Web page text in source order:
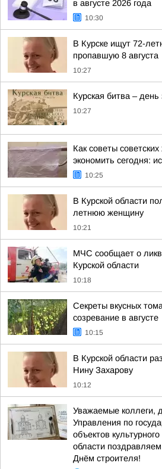
в августе 2026 года
10:30
В Курске ищут 72-
пропавшую 8 августа
10:27
Курская битва –
10:27
Как советы
экономить сегодня:
10:25
В Курской области
летнюю женщину
10:21
МЧС сообщает о
Курской области
10:18
Секреты вкусных
созревание в августе
10:15
В Курской области
Нину Захарову
10:12
Уважаемые коллеги,
Управления по
объектов
области
Днём строителя!